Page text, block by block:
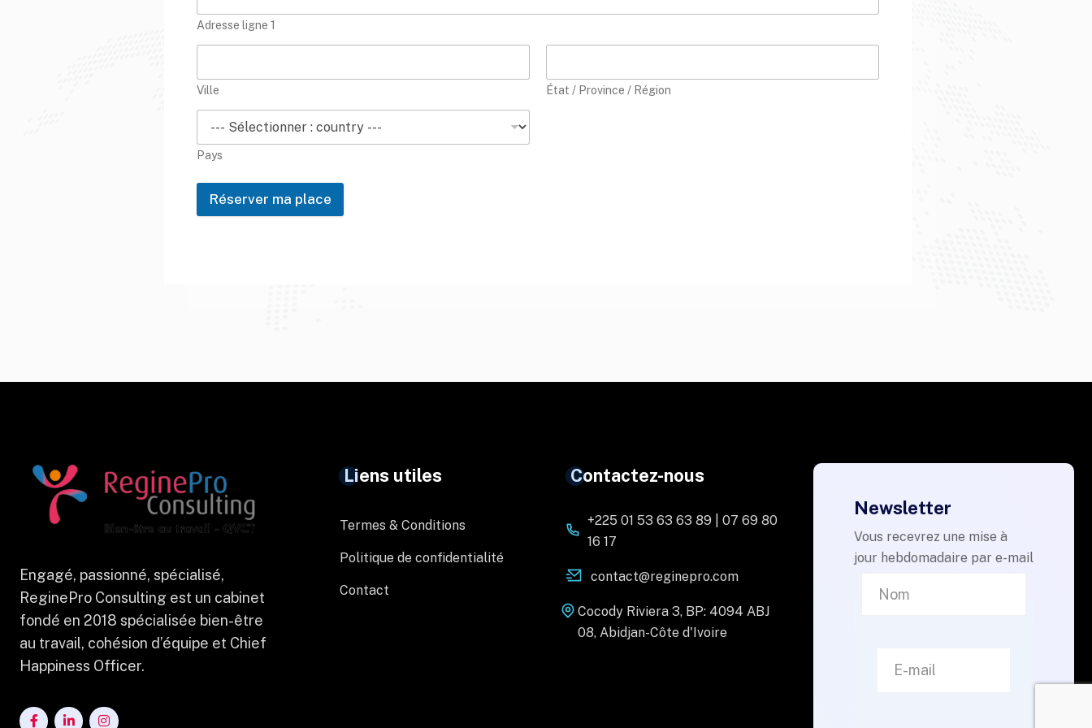
Adresse ligne 1
Ville État / Province / Région
Pays
Réserver ma place
Engagé, passionné, spécialisé,
ReginePro Consulting est un cabinet
fondé en 2018 spécialisée bien-être
au travail, cohésion d’équipe et Chief
Happiness Officer.
Liens utiles
Termes & Conditions
Politique de confidentialité
Contact
Contactez-nous
+225 01 53 63 63 89 | 07 69 80
16 17
contact@reginepro.com
Cocody Riviera 3, BP: 4094 ABJ
08, Abidjan-Côte d'Ivoire
Newsletter
Vous recevrez une mise à
jour hebdomadaire par e-mail